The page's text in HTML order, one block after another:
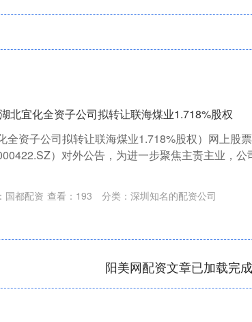
北宜化全资子公司拟转让联海煤业1.718%股权
全资子公司拟转让联海煤业1.718%股权）网上股
）对外公告，为进一步聚焦主责主业，公
国都配资 查看： 193 分类： 深圳知名的配资公司
阳美网配资文章已加载完成